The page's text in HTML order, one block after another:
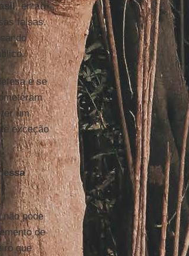
, então
falsas.
e se
um
exceção
não pode
de
que